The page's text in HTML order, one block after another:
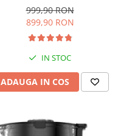
83.2 cm, Negru
999,90 RON
899,90 RON
IN STOC
ADAUGA IN COS